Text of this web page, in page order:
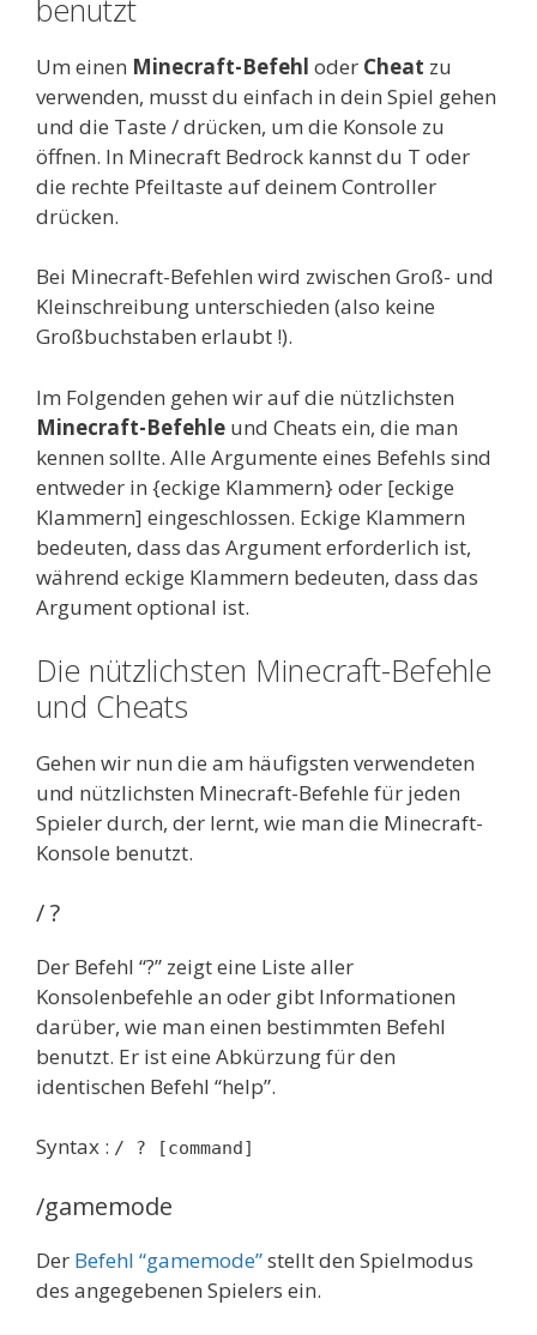
benutzt
Um einen Minecraft-Befehl oder Cheat zu
verwenden, musst du einfach in dein Spiel gehen
und die Taste / drücken, um die Konsole zu
öffnen. In Minecraft Bedrock kannst du T oder
die rechte Pfeiltaste auf deinem Controller
drücken.
Bei Minecraft-Befehlen wird zwischen Groß- und
Kleinschreibung unterschieden (also keine
Großbuchstaben erlaubt !).
Im Folgenden gehen wir auf die nützlichsten
Minecraft-Befehle und Cheats ein, die man
kennen sollte. Alle Argumente eines Befehls sind
entweder in {eckige Klammern} oder [eckige
Klammern] eingeschlossen. Eckige Klammern
bedeuten, dass das Argument erforderlich ist,
während eckige Klammern bedeuten, dass das
Argument optional ist.
Die nützlichsten Minecraft-Befehle
und Cheats
Gehen wir nun die am häufigsten verwendeten
und nützlichsten Minecraft-Befehle für jeden
Spieler durch, der lernt, wie man die Minecraft-
Konsole benutzt.
/ ?
Der Befehl “?” zeigt eine Liste aller
Konsolenbefehle an oder gibt Informationen
darüber, wie man einen bestimmten Befehl
benutzt. Er ist eine Abkürzung für den
identischen Befehl “help”.
Syntax : / ? [command]
/gamemode
Der Befehl “gamemode”stellt den Spielmodus
des angegebenen Spielers ein.